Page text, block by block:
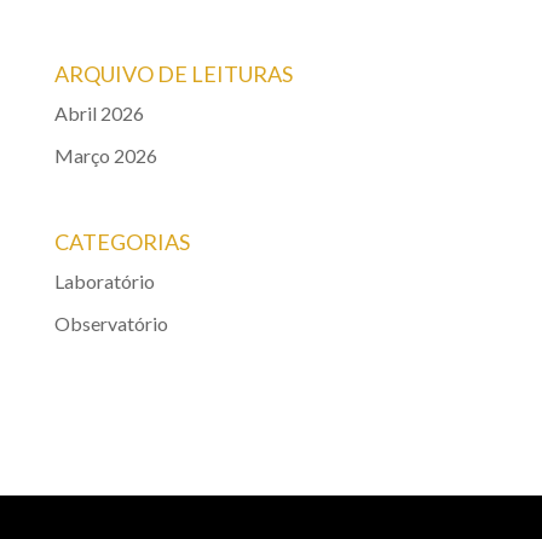
ARQUIVO DE LEITURAS
Abril 2026
Março 2026
CATEGORIAS
Laboratório
Observatório